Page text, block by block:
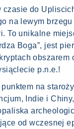
czasie do
na lewym
To unikalne
Boga”, jest
obszarem
p.n.e.!
na
Indie i
od wczesnej